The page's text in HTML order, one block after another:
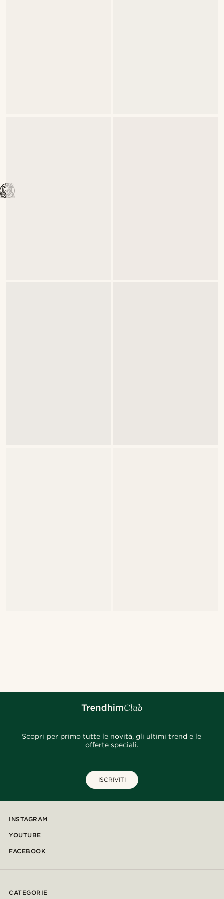
Scopri per primo tutte le novità, gli ultimi trend e le
offerte speciali.
ISCRIVITI
INSTAGRAM
YOUTUBE
FACEBOOK
CATEGORIE